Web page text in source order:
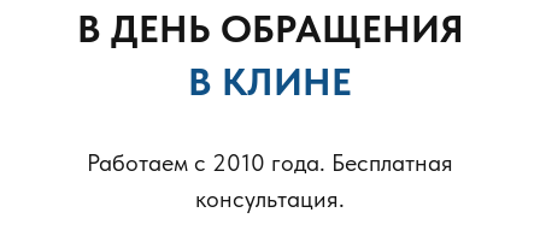
В ДЕНЬ ОБРАЩЕНИЯ
В КЛИНЕ
Работаем с 2010 года. Бесплатная
консультация.